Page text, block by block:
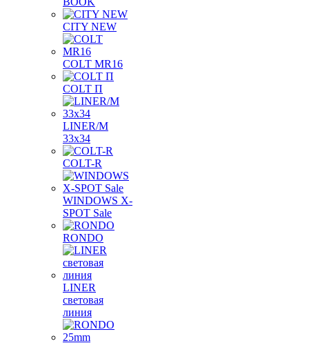
CITY NEW
COLT MR16
COLT П
LINER/М
33х34
COLT-R
WINDOWS X-
SPOT Sale
RONDO
LINER
световая
линия